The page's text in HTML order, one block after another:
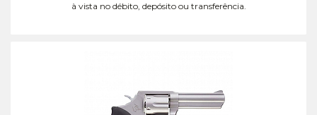
à vista no débito, depósito ou transferência.